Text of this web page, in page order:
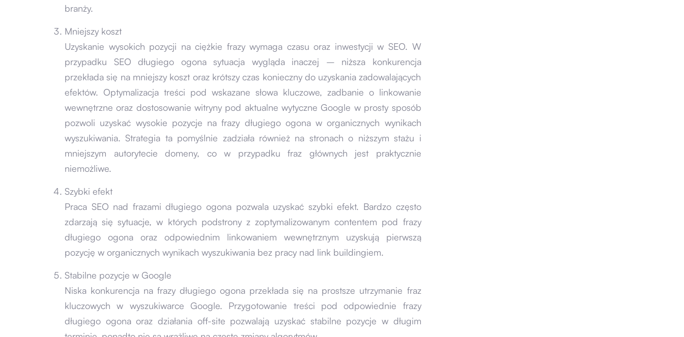
branży.
Mniejszy koszt
Uzyskanie wysokich pozycji na ciężkie frazy wymaga czasu oraz inwestycji w SEO. W
przypadku SEO długiego ogona sytuacja wygląda inaczej – niższa konkurencja
przekłada się na mniejszy koszt oraz krótszy czas konieczny do uzyskania zadowalających
efektów. Optymalizacja treści pod wskazane słowa kluczowe, zadbanie o linkowanie
wewnętrzne oraz dostosowanie witryny pod aktualne wytyczne Google w prosty sposób
pozwoli uzyskać wysokie pozycje na frazy długiego ogona w organicznych wynikach
wyszukiwania. Strategia ta pomyślnie zadziała również na stronach o niższym stażu i
mniejszym autorytecie domeny, co w przypadku fraz głównych jest praktycznie
niemożliwe.
Szybki efekt
Praca SEO nad frazami długiego ogona pozwala uzyskać szybki efekt. Bardzo często
zdarzają się sytuacje, w których podstrony z zoptymalizowanym contentem pod frazy
długiego ogona oraz odpowiednim linkowaniem wewnętrznym uzyskują pierwszą
pozycję w organicznych wynikach wyszukiwania bez pracy nad link buildingiem.
Stabilne pozycje w Google
Niska konkurencja na frazy długiego ogona przekłada się na prostsze utrzymanie fraz
kluczowych w wyszukiwarce Google. Przygotowanie treści pod odpowiednie frazy
długiego ogona oraz działania off-site pozwalają uzyskać stabilne pozycje w długim